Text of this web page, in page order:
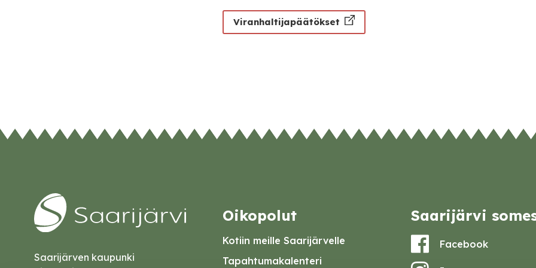
Viranhaltijapäätökset
Saarijärven kaupunki
Oikopolut
Kotiin meille Saarijärvelle
Tapahtumakalenteri
Saarijärvi
Facebook